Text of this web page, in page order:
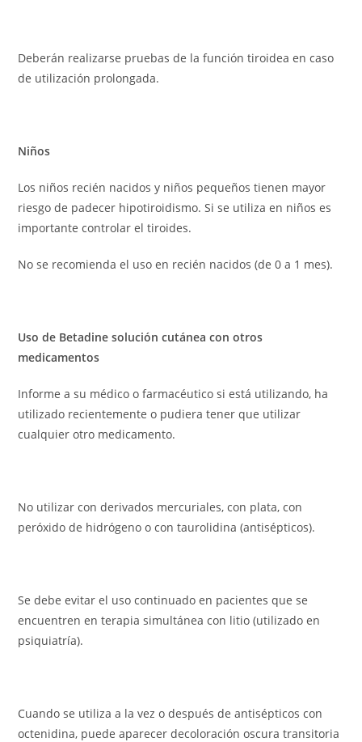
Deberán realizarse pruebas de la función tiroidea en caso
de utilización prolongada.
Niños
Los niños recién nacidos y niños pequeños tienen mayor
riesgo de padecer hipotiroidismo. Si se utiliza en niños es
importante controlar el tiroides.
No se recomienda el uso en recién nacidos (de 0 a 1 mes).
Uso de Betadine solución cutánea con otros
medicamentos
Informe a su médico o farmacéutico si está utilizando, ha
utilizado recientemente o pudiera tener que utilizar
cualquier otro medicamento.
No utilizar con derivados mercuriales, con plata, con
peróxido de hidrógeno o con taurolidina (antisépticos).
Se debe evitar el uso continuado en pacientes que se
encuentren en terapia simultánea con litio (utilizado en
psiquiatría).
Cuando se utiliza a la vez o después de antisépticos con
octenidina, puede aparecer decoloración oscura transitoria